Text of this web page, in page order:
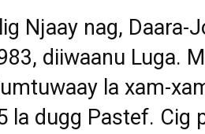
Njaay nag, Daara-
diiwaanu Luga.
la xam-
la dugg Pastef. Cig